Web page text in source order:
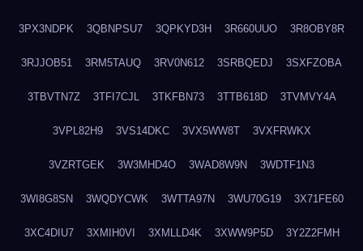
3PX3NDPK 3QBNPSU7 3QPKYD3H 3R660UUO 3R8OBY8R
3RJJOB51 3RM5TAUQ 3RV0N612 3SRBQEDJ 3SXFZOBA
3TBVTN7Z 3TFI7CJL 3TKFBN73 3TTB618D 3TVMVY4A
3VPL82H9 3VS14DKC 3VX5WW8T 3VXFRWKX
3VZRTGEK 3W3MHD4O 3WAD8W9N 3WDTF1N3
3WI8G8SN 3WQDYCWK 3WTTA97N 3WU70G19 3X71FE60
3XC4DIU7 3XMIH0VI 3XMLLD4K 3XWW9P5D 3Y2Z2FMH